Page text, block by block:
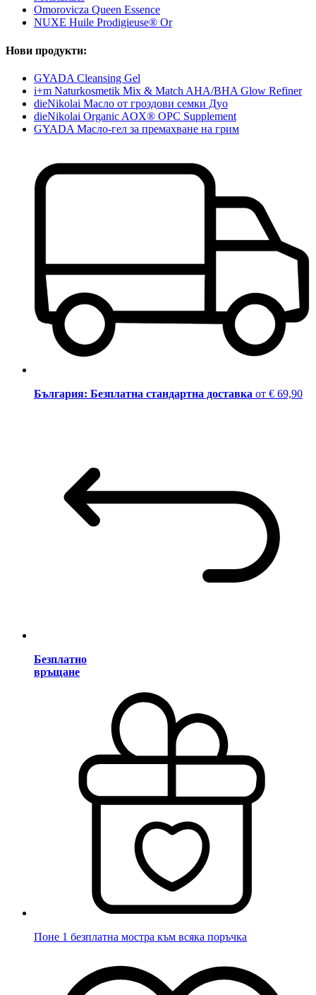
Omorovicza Queen Essence
NUXE Huile Prodigieuse® Or
Нови продукти:
GYADA Cleansing Gel
i+m Naturkosmetik Mix & Match AHA/BHA Glow Refiner
dieNikolai Масло от гроздови семки Дуо
dieNikolai Organic AOX® OPC Supplement
GYADA Масло-гел за премахване на грим
България: Безплатна стандартна доставка от € 69,90
Безплатно
връщане
Поне 1 безплатна мостра към всяка поръчка